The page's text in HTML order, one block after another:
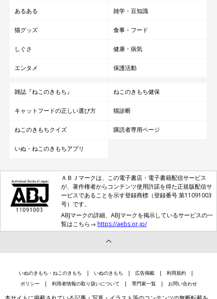
あるある 雑学・豆知識
猫グッズ 食事・フード
しぐさ 健康・病気
エンタメ 保護活動
雑誌『ねこのきもち』 ねこのきもち健保
キャットフードの正しい選び方 猫診断
ねこのきもちクイズ 購読者専用ページ
いぬ・ねこのきもちアプリ
ＡＢＪマークは、この電子書店・電子書籍配信サービス
が、著作権者からコンテンツ使用許諾を得た正規版配信サ
ービスであることを示す登録商標（登録番号 第11091003
号）です。
ABJマークの詳細、ABJマークを掲示しているサービスの一
覧はこちら→ https://aebs.or.jp/
いぬのきもち・ねこのきもち いぬのきもち 広告掲載
利用規約
ポリシー
利用者情報の取り扱いについて 専門家一覧 お問い合わせ